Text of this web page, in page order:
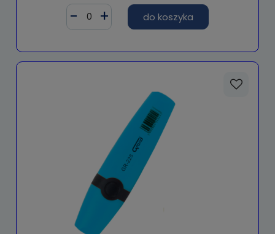
do koszyka